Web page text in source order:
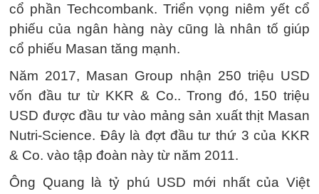
cổ phần Techcombank. Triển vọng niêm yết cổ
phiếu của ngân hàng này cũng là nhân tố giúp
cổ phiếu Masan tăng mạnh.
Năm 2017, Masan Group nhận 250 triệu USD
vốn đầu tư từ KKR & Co.. Trong đó, 150 triệu
USD được đầu tư vào mảng sản xuất thịt Masan
Nutri-Science. Đây là đợt đầu tư thứ 3 của KKR
& Co. vào tập đoàn này từ năm 2011.
Ông Quang là tỷ phú USD mới nhất của Việt